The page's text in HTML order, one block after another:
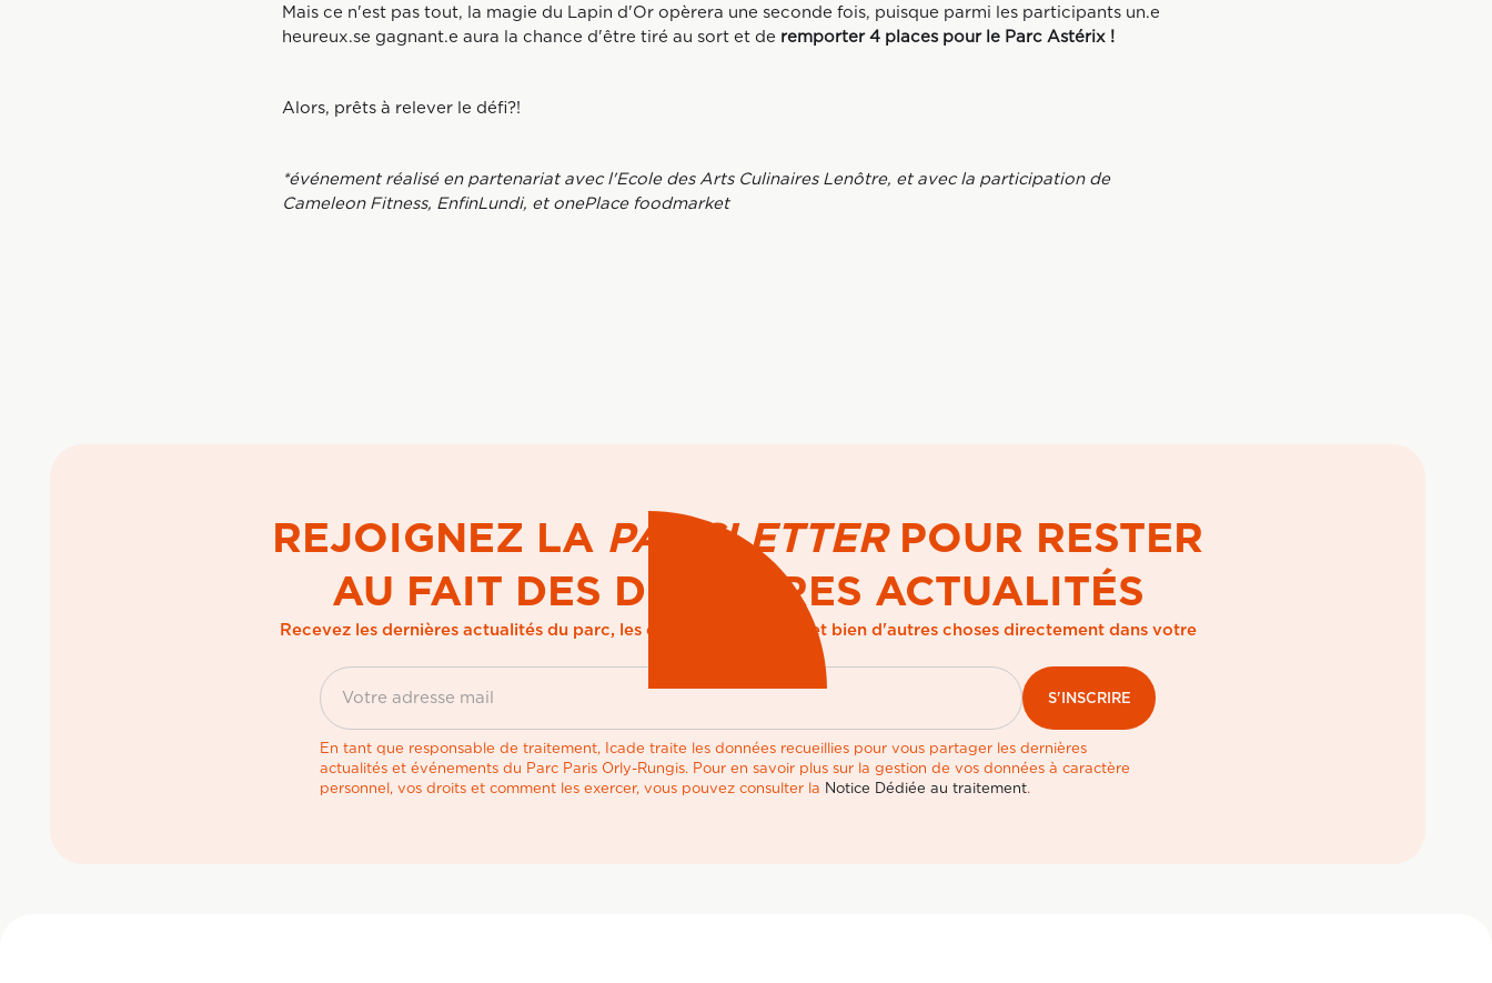
Mais ce n'est pas tout, la magie du Lapin d'Or opèrera une seconde fois, puisque parmi les participants un.e
heureux.se gagnant.e aura la chance d'être tiré au sort et de remporter 4 places pour le Parc Astérix !
Alors, prêts à relever le défi?!
*événement réalisé en partenariat avec l'Ecole des Arts Culinaires Lenôtre, et avec la participation de
Cameleon Fitness, EnfinLundi, et onePlace foodmarket
REJOIGNEZ LA PARCLETTERPOUR RESTER
AU FAIT DES DERNIÈRES ACTUALITÉS
Recevez les dernières actualités du parc, les évènements à venir et bien d'autres choses directement dans votre
En tant que responsable de traitement, Icade traite les données recueillies pour vous partager les dernières
actualités et événements du Parc Paris Orly-Rungis. Pour en savoir plus sur la gestion de vos données à caractère
personnel, vos droits et comment les exercer, vous pouvez consulter la Notice Dédiée au traitement.